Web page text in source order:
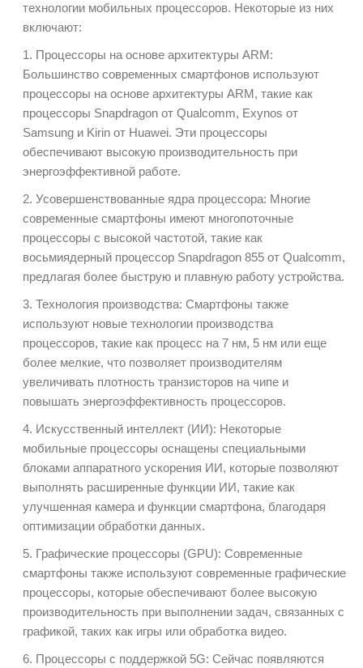
технологии мобильных процессоров. Некоторые из них
включают:
1. Процессоры на основе архитектуры ARM:
Большинство современных смартфонов используют
процессоры на основе архитектуры ARM, такие как
процессоры Snapdragon от Qualcomm, Exynos от
Samsung и Kirin от Huawei. Эти процессоры
обеспечивают высокую производительность при
энергоэффективной работе.
2. Усовершенствованные ядра процессора: Многие
современные смартфоны имеют многопоточные
процессоры с высокой частотой, такие как
восьмиядерный процессор Snapdragon 855 от Qualcomm,
предлагая более быструю и плавную работу устройства.
3. Технология производства: Смартфоны также
используют новые технологии производства
процессоров, такие как процесс на 7 нм, 5 нм или еще
более мелкие, что позволяет производителям
увеличивать плотность транзисторов на чипе и
повышать энергоэффективность процессоров.
4. Искусственный интеллект (ИИ): Некоторые
мобильные процессоры оснащены специальными
блоками аппаратного ускорения ИИ, которые позволяют
выполнять расширенные функции ИИ, такие как
улучшенная камера и функции смартфона, благодаря
оптимизации обработки данных.
5. Графические процессоры (GPU): Современные
смартфоны также используют современные графические
процессоры, которые обеспечивают более высокую
производительность при выполнении задач, связанных с
графикой, таких как игры или обработка видео.
6. Процессоры с поддержкой 5G: Сейчас появляются